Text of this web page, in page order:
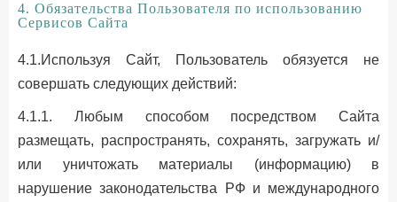
4. Обязательства Пользователя по использованию
Сервисов Сайта
4.1.Используя Сайт, Пользователь обязуется не
совершать следующих действий:
4.1.1. Любым способом посредством Сайта
размещать, распространять, сохранять, загружать и/
или уничтожать материалы (информацию) в
нарушение законодательства РФ и международного